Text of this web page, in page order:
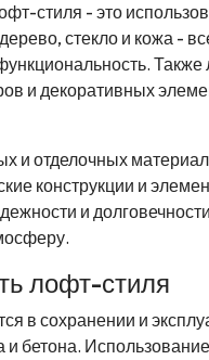
стиля - это
стекло и кожа -
и декоративных
и отделочных
конструкции и
и
лофт-стиля
в сохранении и
и бетона.